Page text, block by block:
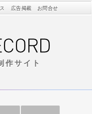
作サイト
広告掲載 お問合せ